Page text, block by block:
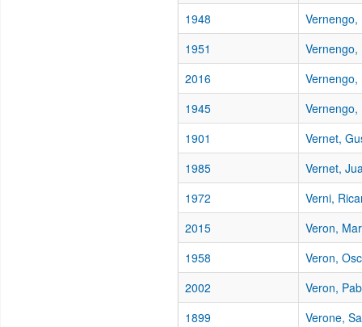
1948
1951
2016
Vernengo,
1945
1901
Vernet,
1985
Vernet,
1972
Verni,
2015
Veron,
1958
Veron,
2002
Veron,
1899
Verone,